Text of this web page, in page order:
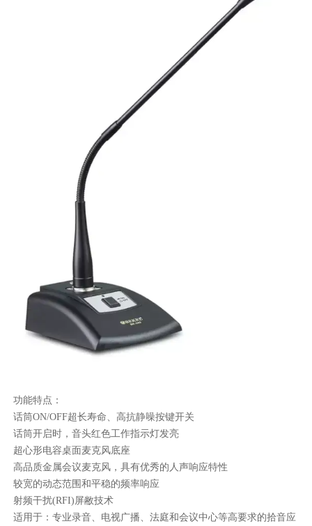
功能特点：
话筒ON/OFF超长寿命、高抗静噪按键开关
话筒开启时，音头红色工作指示灯发亮
超心形电容桌面麦克风底座
高品质金属会议麦克风，具有优秀的人声响应特性
较宽的动态范围和平稳的频率响应
射频干扰(RFI)屏敝技术
适用于：专业录音、电视广播、法庭和会议中心等高要求的拾音应